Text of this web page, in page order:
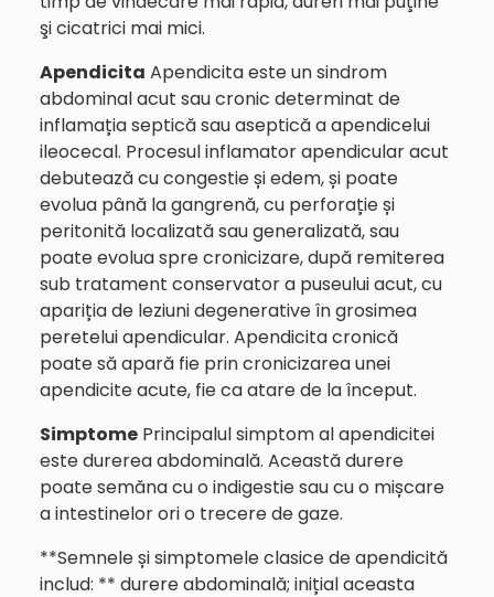
şi cicatrici mai mici.
Apendicita Apendicita este un sindrom
abdominal acut sau cronic determinat de
inflamația septică sau aseptică a apendicelui
ileocecal. Procesul inflamator apendicular acut
debutează cu congestie și edem, și poate
evolua până la gangrenă, cu perforație și
peritonită localizată sau generalizată, sau
poate evolua spre cronicizare, după remiterea
sub tratament conservator a puseului acut, cu
apariția de leziuni degenerative în grosimea
peretelui apendicular. Apendicita cronică
poate să apară fie prin cronicizarea unei
apendicite acute, fie ca atare de la început.
Simptome Principalul simptom al apendicitei
este durerea abdominală. Această durere
poate semăna cu o indigestie sau cu o mișcare
a intestinelor ori o trecere de gaze.
**Semnele și simptomele clasice de apendicită
includ: ** durere abdominală; inițial aceasta